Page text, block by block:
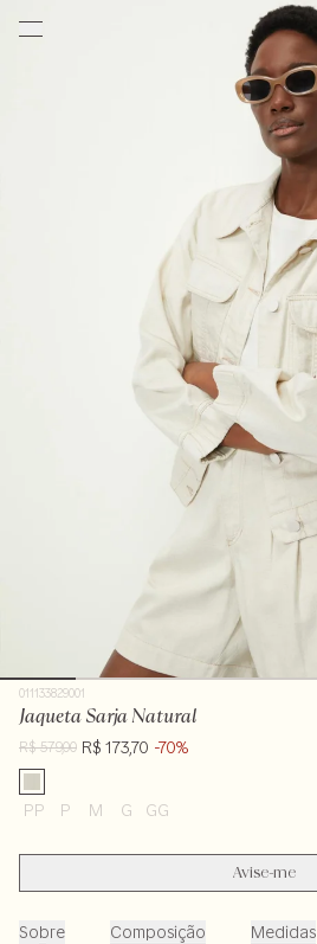
011133829001
Jaqueta Sarja Natural
R$ 579,00 R$ 173,70 -70%
PP P M G GG
Avise-me
Sobre Composição Medidas